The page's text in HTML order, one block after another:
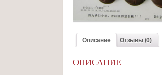
Описание Отзывы (0)
ОПИСАНИЕ